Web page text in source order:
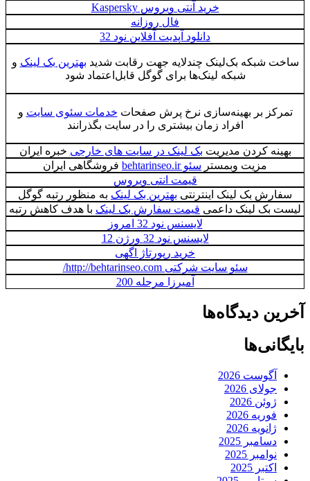
خرید آنتی ویروس Kaspersky
فال روزانه
دانلود آپدیت آفلاین نود 32
ساخت شبکه بک‌لینک چندلایه جهت رقابت شدید بهترین بک لینک و
شبکه لینک‌ها برای گوگل قابل‌اعتماد شود
تمرکز بر بهینه‌سازی نرخ پرش صفحات خدمات سئوی سایت و
افراد زمان بیشتری را در سایت بگذرانند
بهینه کردن مدیریت بک لینک در سایت های خارجی خبره ایران
مزیت وبمستر سئو behtarinseo.ir
فروشگاهی ایران
قیمت انتی ویروس
سفارش بک لینک اینترنتی بهترین بک لینک به منظور رتبه گوگل
لیست بک لینک داعمی قیمت سفارش بک لینک با هدف کاهش رتبه
لایسنس نود 32 امروز
لایسنس نود 32 ورژن 12
خرید رپورتاژ اگهی
سئو سایت شرکتی http://behtarinseo.com/
آمیرزا مرحله 200
آخرین دیدگاه‌ها
بایگانی‌ها
آگوست 2026
جولای 2026
ژوئن 2026
فوریه 2026
ژانویه 2026
دسامبر 2025
نوامبر 2025
اکتبر 2025